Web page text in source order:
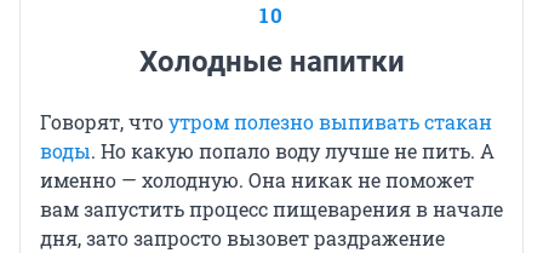
10
Холодные напитки
Говорят, чтоутром полезно выпивать стакан
воды. Но какую попало воду лучше не пить. А
именно — холодную. Она никак не поможет
вам запустить процесс пищеварения в начале
дня, зато запросто вызовет раздражение